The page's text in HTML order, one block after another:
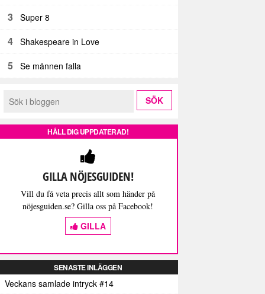
3 Super 8
4 Shakespeare in Love
5 Se männen falla
HÅLL DIG UPPDATERAD!
GILLA NÖJESGUIDEN!
Vill du få veta precis allt som händer på
nöjesguiden.se? Gilla oss på Facebook!
GILLA
SENASTE INLÄGGEN
Veckans samlade intryck #14